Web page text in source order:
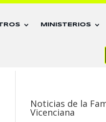
MINISTERIOS
Noticias de la
Vicenciana